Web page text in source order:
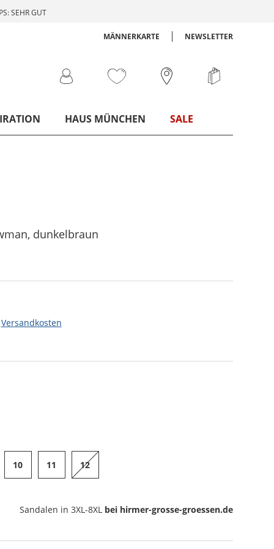
SEHR GUT
MÄNNERKARTE NEWSLETTER
HAUS MÜNCHEN SALE
, dunkelbraun
Versandkosten
10 11 12
Sandalen in 3XL-8XL bei hirmer-grosse-groessen.de